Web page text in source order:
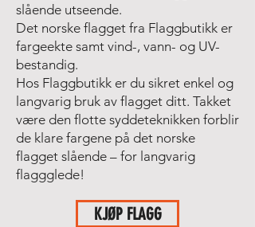
slående utseende.
Det norske flagget fra Flaggbutikk er
fargeekte samt vind-, vann- og UV-
bestandig.
Hos Flaggbutikk er du sikret enkel og
langvarig bruk av flagget ditt. Takket
være den flotte syddeteknikken forblir
de klare fargene på det norske
flagget slående – for langvarig
flaggglede!
KJØP FLAGG